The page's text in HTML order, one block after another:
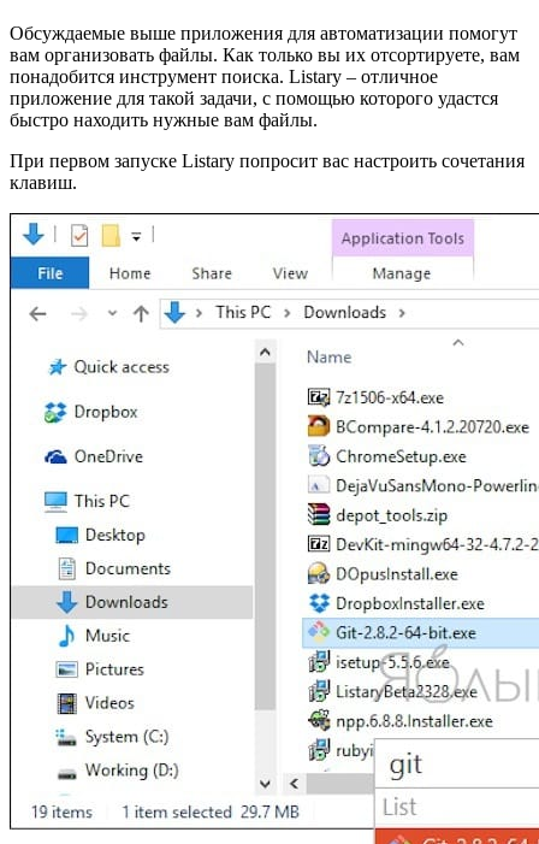
Обсуждаемые выше приложения для автоматизации помогут
вам организовать файлы. Как только вы их отсортируете, вам
понадобится инструмент поиска. Listary – отличное
приложение для такой задачи, с помощью которого удастся
быстро находить нужные вам файлы.
При первом запуске Listary попросит вас настроить сочетания
клавиш.